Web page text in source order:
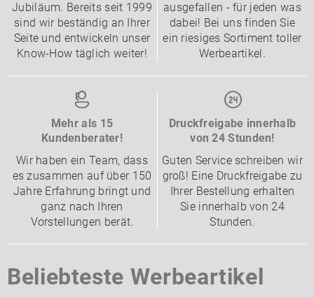
Jubiläum. Bereits seit 1999
sind wir beständig an Ihrer
Seite und entwickeln unser
Know-How täglich weiter!
ausgefallen - für jeden was
dabei! Bei uns finden Sie
ein riesiges Sortiment toller
Werbeartikel.
Mehr als 15
Kundenberater!
Wir haben ein Team, dass
es zusammen auf über 150
Jahre Erfahrung bringt und
ganz nach Ihren
Vorstellungen berät.
Druckfreigabe innerhalb
von 24 Stunden!
Guten Service schreiben wir
groß! Eine Druckfreigabe zu
Ihrer Bestellung erhalten
Sie innerhalb von 24
Stunden.
Beliebteste Werbeartikel